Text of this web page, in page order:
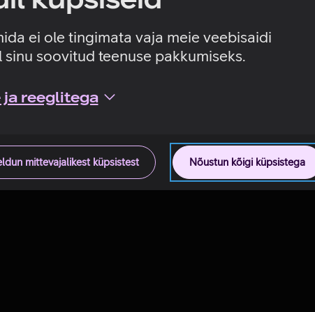
ei ole tingimata vaja meie veebisaidi
soovitud teenuse pakkumiseks.
reeglitega
Nõustun kõigi küpsistega
mittevajalikest küpsistest